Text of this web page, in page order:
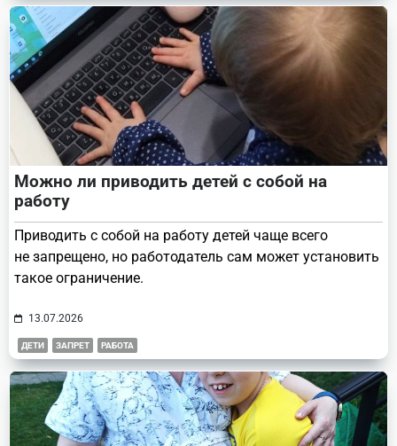
Можно ли приводить детей с собой на
работу
Приводить с собой на работу детей чаще всего
не запрещено, но работодатель сам может установить
такое ограничение.
13.07.2026
ДЕТИ ЗАПРЕТ РАБОТА